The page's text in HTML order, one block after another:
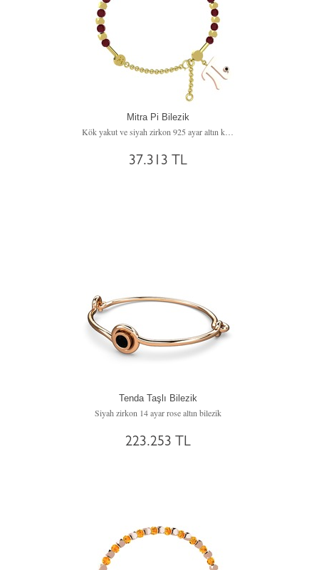
Mitra Pi Bilezik
Kök yakut ve siyah zirkon 925 ayar altın kaplama gümüş bilezik
37.313 TL
Tenda Taşlı Bilezik
Siyah zirkon 14 ayar rose altın bilezik
223.253 TL